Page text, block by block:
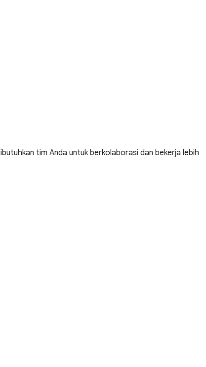
tim Anda untuk berkolaborasi dan bekerja lebih